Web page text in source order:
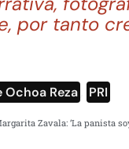
por tanto
Ochoa Reza PRI